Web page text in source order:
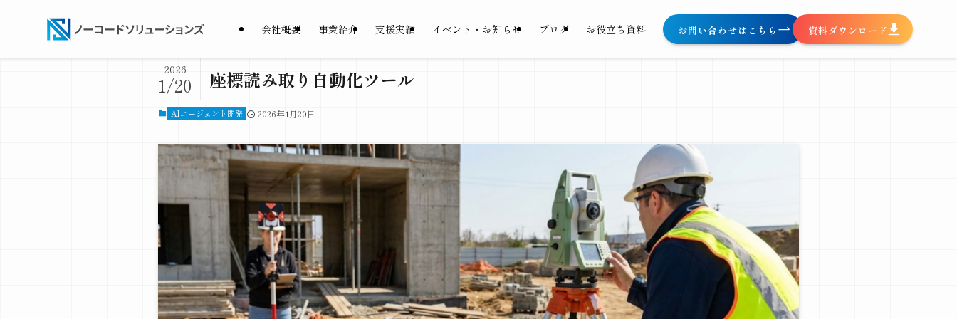
会社概要 事業紹介 支援実績 イベント・お知らせ ブログ お役立ち資料 お問い合わせはこちら 資料ダウンロード
座標読み取り自動化ツール
2026
1/20
AIエージェント開発 2026年1月20日